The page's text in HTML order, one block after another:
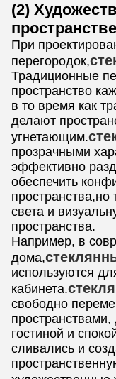
(2)
При
перегородок,
Традиционные
пространство
в то время как
делают
угнетающим.
прозрачными
эффективно
обеспечить
света и
пространства.
Например, в
дома,
используются
кабинета.
свободно
пространствами,
гостиной и
сливались и